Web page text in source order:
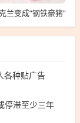
兰变成“钢铁豪猪”
各种贴广告
停滞至少三年